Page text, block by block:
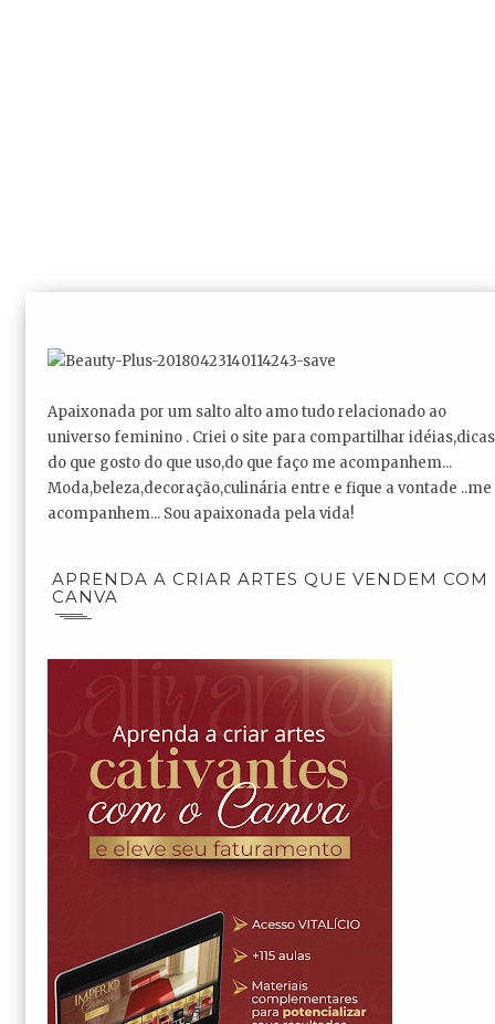
Apaixonada por um salto alto amo tudo relacionado ao
universo feminino . Criei o site para compartilhar idéias,dicas
do que gosto do que uso,do que faço me acompanhem...
Moda,beleza,decoração,culinária entre e fique a vontade ..me
acompanhem... Sou apaixonada pela vida!
APRENDA A CRIAR ARTES QUE VENDEM COM
CANVA